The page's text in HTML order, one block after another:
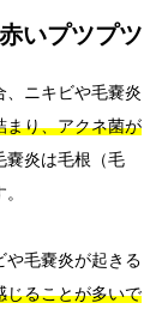
いプツプツ
、ニキビや毛嚢炎
まり、アクネ菌が
嚢炎は毛根（毛
や毛嚢炎が起きる
じることが多いで